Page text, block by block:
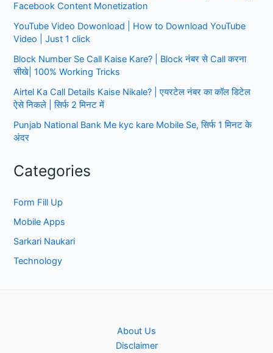
पास
को
मौका,
बेसिस
सिलेक्शन
Facebook Content Monetization
YouTube Video Dowonload | How to Download YouTube
Video | Just 1 click
Block Number Se Call Kaise Kare? | Block नंबर से Call करना
सीखे| 100% Working Tricks
Airtel Ka Call Details Kaise Nikale? | एयरटेल नंबर का कॉल डिटेल
ऐसे निकले | सिर्फ 2 मिनट में
Punjab National Bank Me kyc kare Mobile Se, सिर्फ 1 मिनट के
अंदर
Categories
Form Fill Up
Mobile Apps
Sarkari Naukari
Technology
About Us
Disclaimer